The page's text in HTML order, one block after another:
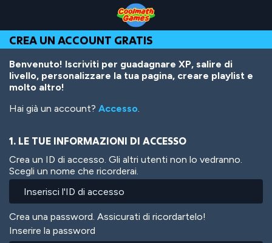
Top
of
Page
Navigation
Main
Content
Footer
contenuto
principale
CREA UN ACCOUNT GRATIS
Benvenuto! Iscriviti per guadagnare XP, salire di
livello, personalizzare la tua pagina, creare playlist e
molto altro!
Hai già un account? Accesso.
1. LE TUE INFORMAZIONI DI ACCESSO
Crea un ID di accesso. Gli altri utenti non lo vedranno.
Scegli un nome che ricorderai.
Crea una password. Assicurati di ricordartelo!
Inserire la password